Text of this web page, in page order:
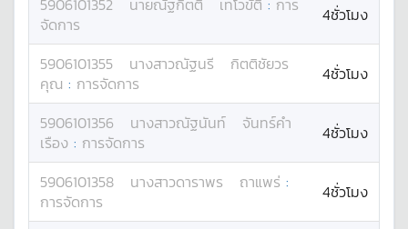
5906101352 นายณัฐกิตติ์ เทโวขัติ : การ
จัดการ
4ชั่วโมง
5906101355 นางสาวณัฐนรี
กิตติชัยวร
คุณ : การจัดการ 4ชั่วโมง
5906101356 นางสาวณัฐนันท์
จันทร์คำ
เรือง : การจัดการ 4ชั่วโมง
5906101358 นางสาวดาราพร ถาแพร่ :
การจัดการ
4ชั่วโมง